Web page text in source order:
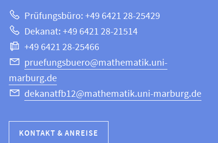
Website
und
Informatik
Prüfungsbüro: +49 6421 28-25429
Dekanat: +49 6421 28-21514
+49 6421 28-25466
pruefungsbuero@mathematik.uni-
marburg.de
dekanatfb12@mathematik.uni-marburg.de
KONTAKT & ANREISE